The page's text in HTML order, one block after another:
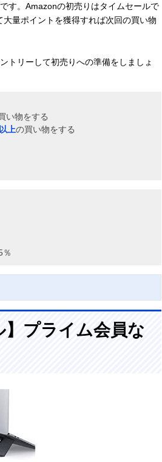
す。Amazonの初売りはタイムセールで
量ポイントを獲得すれば次回の買い物
トリーして初売りへの準備をしましょ
い物をする
上の買い物をする
％
】プライム会員な